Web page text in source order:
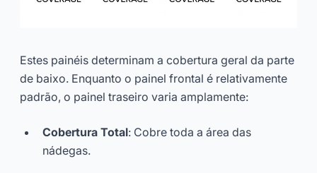
Estes painéis determinam a cobertura geral da parte
de baixo. Enquanto o painel frontal é relativamente
padrão, o painel traseiro varia amplamente:
Cobertura Total: Cobre toda a área das
nádegas.